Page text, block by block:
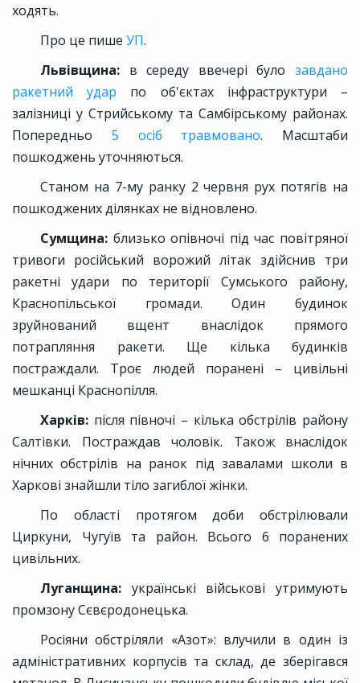
ходять.
Про це пише УП.
Львівщина: в середу ввечері було завдано
ракетний удар по об'єктах інфраструктури –
залізниці у Стрийському та Самбірському районах.
Попередньо 5 осіб травмовано. Масштаби
пошкоджень уточняються.
Станом на 7-му ранку 2 червня рух потягів на
пошкоджених ділянках не відновлено.
Сумщина: близько опівночі під час повітряної
тривоги російський ворожий літак здійснив три
ракетні удари по території Сумського району,
Краснопільської громади. Один будинок
зруйнований вщент внаслідок прямого
потрапляння ракети. Ще кілька будинків
постраждали. Троє людей поранені – цивільні
мешканці Краснопілля.
Харків: після півночі – кілька обстрiлів району
Салтівки. Постраждав чоловік. Також внаслідок
нічних обстрілів на ранок під завалами школи в
Харкові знайшли тіло загиблої жінки.
По області протягом доби обстрілювали
Циркуни, Чугуїв та район. Всього 6 поранених
цивільних.
Луганщина: українські військові утримують
промзону Сєвєродонецька.
Росіяни обстріляли «Азот»: влучили в один із
адміністративних корпусів та склад, де зберігався